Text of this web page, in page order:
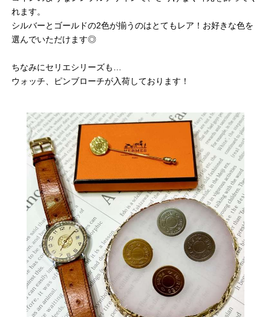
れます。
シルバーとゴールドの2色が揃うのはとてもレア！お好きな色を
選んでいただけます◎
ちなみにセリエシリーズも…
ウォッチ、ピンブローチが入荷しております！